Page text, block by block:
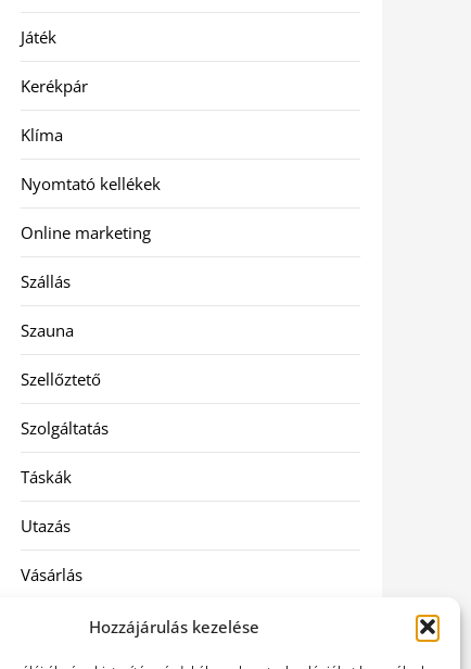
Hozzájárulás kezelése
Játék
Kerékpár
Klíma
Nyomtató kellékek
Online marketing
Szállás
Szauna
Szellőztető
Szolgáltatás
Táskák
Utazás
Vásárlás
Webáruházak